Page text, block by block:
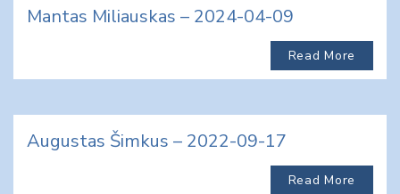
Mantas Miliauskas – 2024-04-09
Read More
Augustas Šimkus – 2022-09-17
Read More